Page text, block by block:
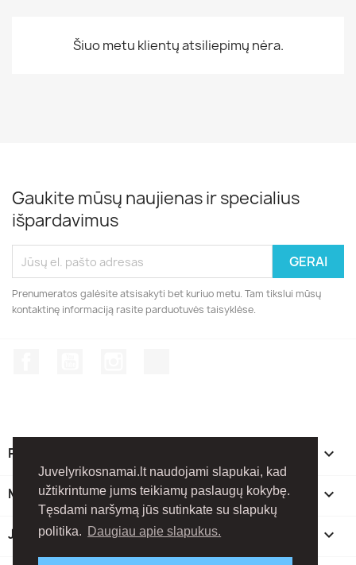
Juvelyrikosnamai.lt naudojami slapukai, kad
užtikrintume jums teikiamų paslaugų kokybę.
Tęsdami naršymą jūs sutinkate su slapukų
politika. Daugiau apie slapukus.
Šiuo metu klientų atsiliepimų nėra.
Gaukite mūsų naujienas ir specialius
išpardavimus
Prenumeratos galėsite atsisakyti bet kuriuo metu. Tam tikslui mūsų
kontaktinę informaciją rasite parduotuvės taisyklėse.
PREKĖS 
MŪSŲ ĮMONĖ 
JŪSŲ PASKYRA 